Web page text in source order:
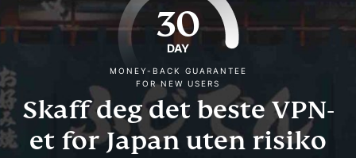
30
DAY
MONEY-BACK GUARANTEE
FOR NEW USERS
Skaff deg det beste VPN-
et for Japan uten risiko